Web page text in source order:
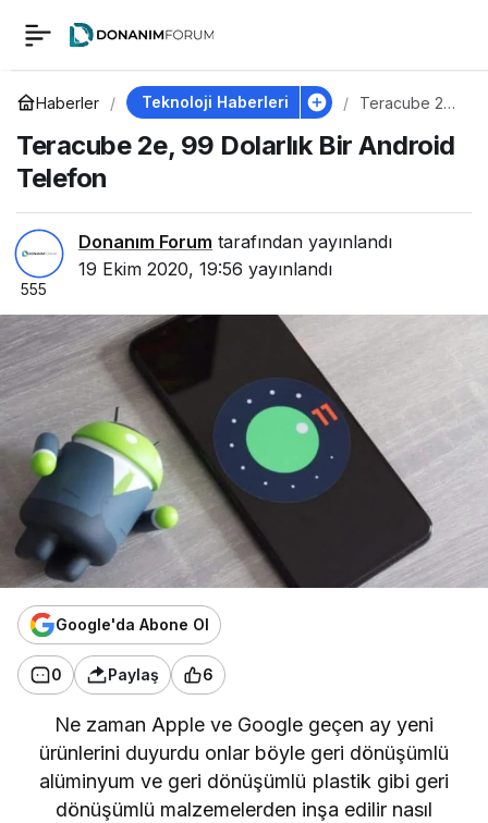
Haberler Teknoloji Haberleri
Teracube 2e,
Android
Telefon
Teracube 2e, 99 Dolarlık Bir Android
Telefon
Donanım Forum tarafından yayınlandı
19 Ekim 2020, 19:56 yayınlandı
555
Google'da Abone Ol
0 Paylaş 6
Ne zaman Appleve Google geçen ay yeni
ürünlerini duyurdu onlar böyle geri dönüşümlü
alüminyum ve geri dönüşümlü plastik gibi geri
dönüşümlü malzemelerden inşa edilir nasıl
Teracube 2e, 99
Dolarlık Bir Android
Telefon